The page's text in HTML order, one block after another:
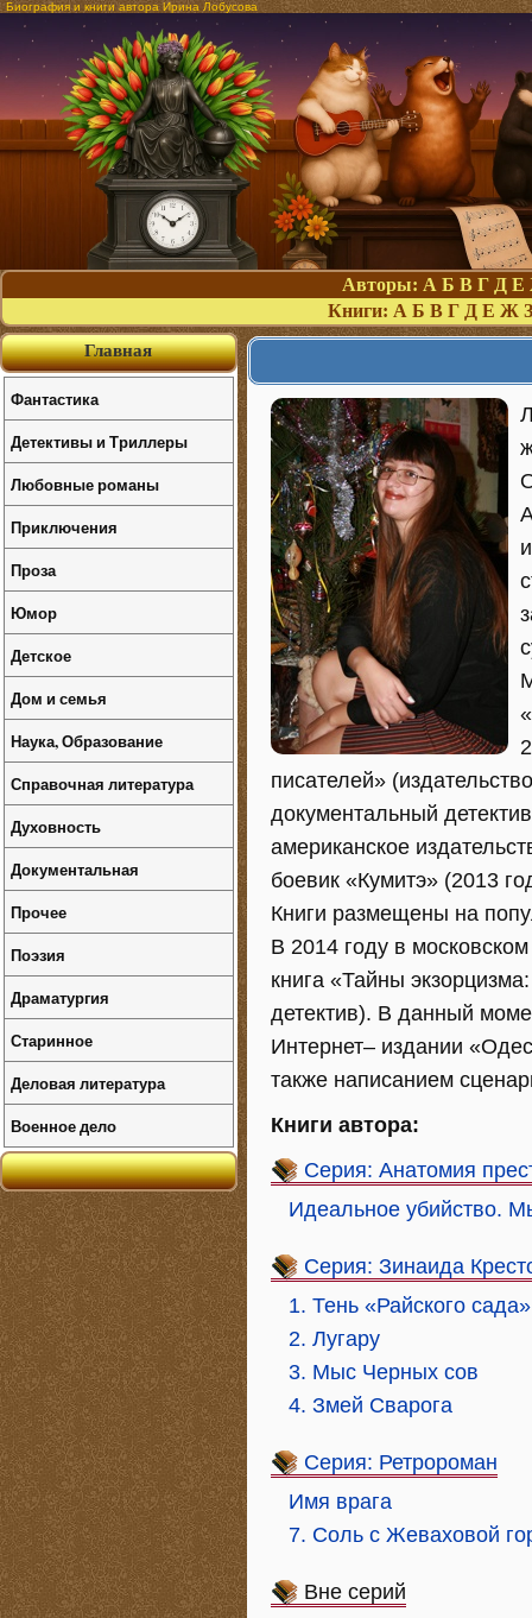
Биография и книги автора Ирина Лобусова
Авторы: А Б В Г Д Е
Книги: А Б В Г Д Е Ж З
писателей»
документальный
американское
боевик «Кумитэ» (2013
Книги размещены на
В 2014 году в
книга «Тайны
детектив). В данный
Интернет– издании
также написанием
Книги автора:
Серия: Анатомия
Идеальное убийство.
Серия: Зинаида
1. Тень «Райского
2. Лугару
3. Мыс Черных сов
4. Змей Сварога
Серия: Ретророман
Имя врага
7. Соль с Жеваховой
Вне серий
Главная
Фантастика
Детективы и Триллеры
Любовные романы
Приключения
Проза
Юмор
Детское
Дом и семья
Наука, Образование
Справочная литература
Духовность
Документальная
Прочее
Поэзия
Драматургия
Старинное
Деловая литература
Военное дело